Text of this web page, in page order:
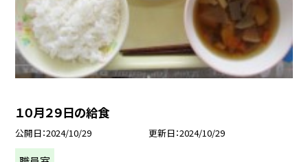
１０月２９日の給食
公開日 2024/10/29 更新日 2024/10/29